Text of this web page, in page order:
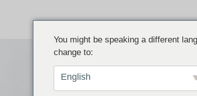
You might be speaking a different
change to:
English